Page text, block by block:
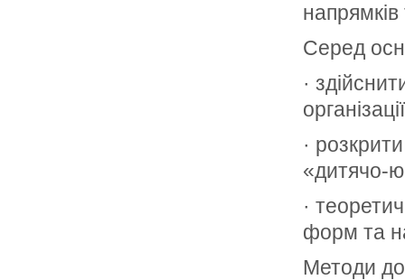
напрямків
Серед
·
·
«дитячо-
·
форм та
Методи